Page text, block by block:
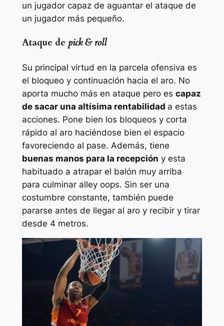
un jugador capaz de aguantar el ataque de
un jugador más pequeño.
Ataque de pick & roll
Su principal virtud en la parcela ofensiva es
el bloqueo y continuación hacia el aro. No
aporta mucho más en ataque pero es capaz
de sacar una altísima rentabilidad a estas
acciones. Pone bien los bloqueos y corta
rápido al aro haciéndose bien el espacio
favoreciendo al pase. Además, tiene
buenas manos para la recepción y esta
habituado a atrapar el balón muy arriba
para culminar alley oops. Sin ser una
costumbre constante, también puede
pararse antes de llegar al aro y recibir y tirar
desde 4 metros.